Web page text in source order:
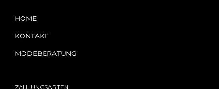
HOME
KONTAKT
MODEBERATUNG
ZAHLUNGSARTEN